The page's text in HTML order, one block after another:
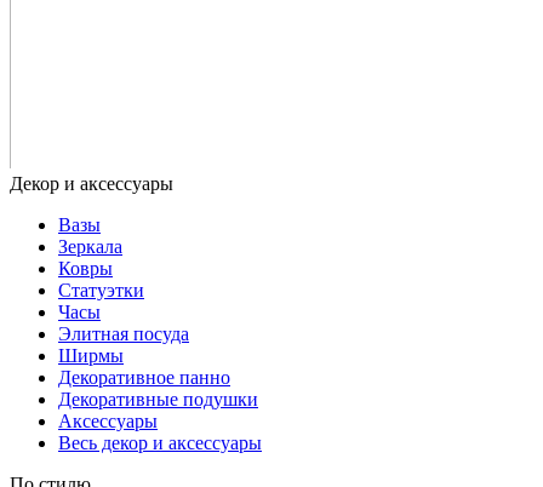
Вазы
Зеркала
Ковры
Статуэтки
Часы
Элитная посуда
Ширмы
Декоративное панно
Декоративные подушки
Аксессуары